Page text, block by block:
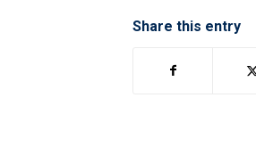
Share this entry